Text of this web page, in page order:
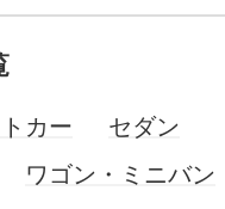
カー
セダン
ワゴン・ミニバン